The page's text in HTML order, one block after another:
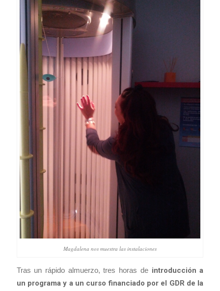
Magdalena nos muestra las instalaciones
Tras un rápido almuerzo, tres horas de introducción a
un programa y a un curso financiado por el GDR de la